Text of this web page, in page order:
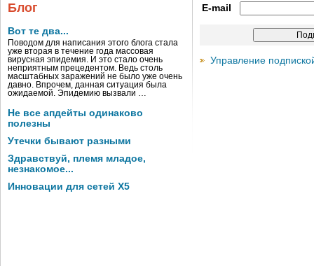
Блог
Вот те два...
Поводом для написания этого блога стала
уже вторая в течение года массовая
вирусная эпидемия. И это стало очень
неприятным прецедентом. Ведь столь
масштабных заражений не было уже очень
давно. Впрочем, данная ситуация была
ожидаемой. Эпидемию вызвали …
Не все апдейты одинаково
полезны
Утечки бывают разными
Здравствуй, племя младое,
незнакомое...
Инновации для сетей X5
E-mail
Управление